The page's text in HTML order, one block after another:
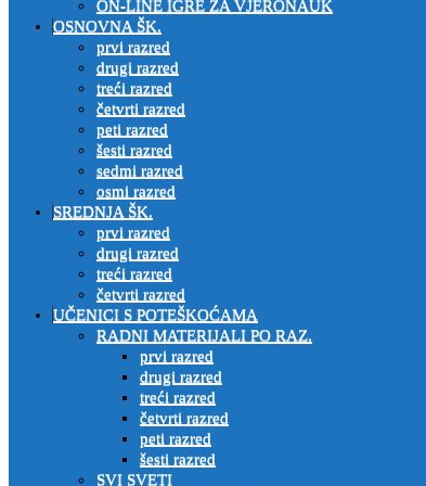
ON-LINE IGRE ZA VJERONAUK
OSNOVNA ŠK.
prvi razred
drugi razred
treći razred
četvrti razred
peti razred
šesti razred
sedmi razred
osmi razred
SREDNJA ŠK.
prvi razred
drugi razred
treći razred
četvrti razred
UČENICI S POTEŠKOĆAMA
RADNI MATERIJALI PO RAZ.
prvi razred
drugi razred
treći razred
četvrti razred
peti razred
šesti razred
SVI SVETI